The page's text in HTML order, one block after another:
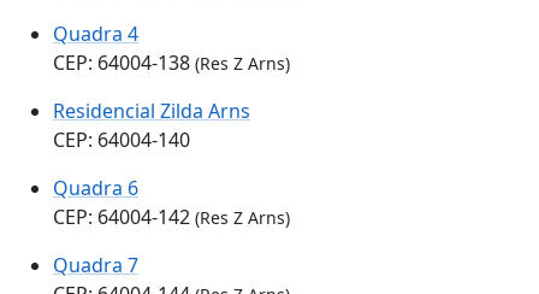
Quadra 4
CEP: 64004-138 (Res Z Arns)
Residencial Zilda Arns
CEP: 64004-140
Quadra 6
CEP: 64004-142 (Res Z Arns)
Quadra 7